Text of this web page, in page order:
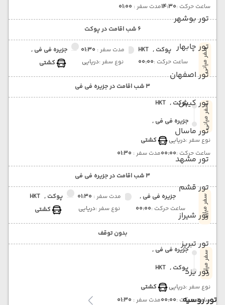
تور بوشهر
تور چابهار
تور اصفهان
تور کیش
تور ماسال
تور مشهد
تور قشم
تور شیراز
تور تبریز
تور یزد
تور روسیه
ساعت حرکت :14:30مدت سفر : 01:00
6 شب اقامت در پوکت
سفر میانی پوکت , HKT
ساعت حرکت :00:00
مدت سفر : 01:30
نوع سفر :دریایی
جزیره فی فی ,
کشتی
3 شب اقامت در جزیره فی فی
سفر میانی پوکت , HKT
جزیره فی فی ,
نوع سفر :دریایی
کشتی
ساعت حرکت :00:00مدت سفر : 01:30
3 شب اقامت در جزیره فی فی
سفر میانی
جزیره فی فی ,
ساعت حرکت :00:00
مدت سفر : 01:30
نوع سفر :دریایی
پوکت , HKT
کشتی
بدون توقف
سفر میانی
جزیره فی فی ,
پوکت , HKT
نوع سفر :دریایی
کشتی
ساعت حرکت :00:00مدت سفر : 01:30